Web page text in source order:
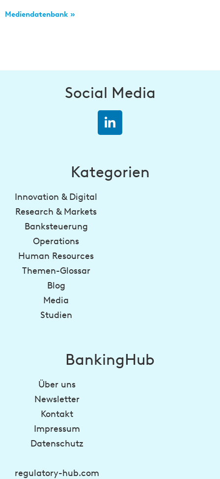
Mediendatenbank »
Social Media
Kategorien
Innovation & Digital
Research & Markets
Banksteuerung
Operations
Human Resources
Themen-Glossar
Blog
Media
Studien
BankingHub
Über uns
Newsletter
Kontakt
Impressum
Datenschutz
regulatory-hub.com